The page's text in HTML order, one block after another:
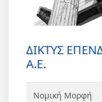
ΔΙΚΤΥΣ
Α.Ε.
Νομική Μορφή